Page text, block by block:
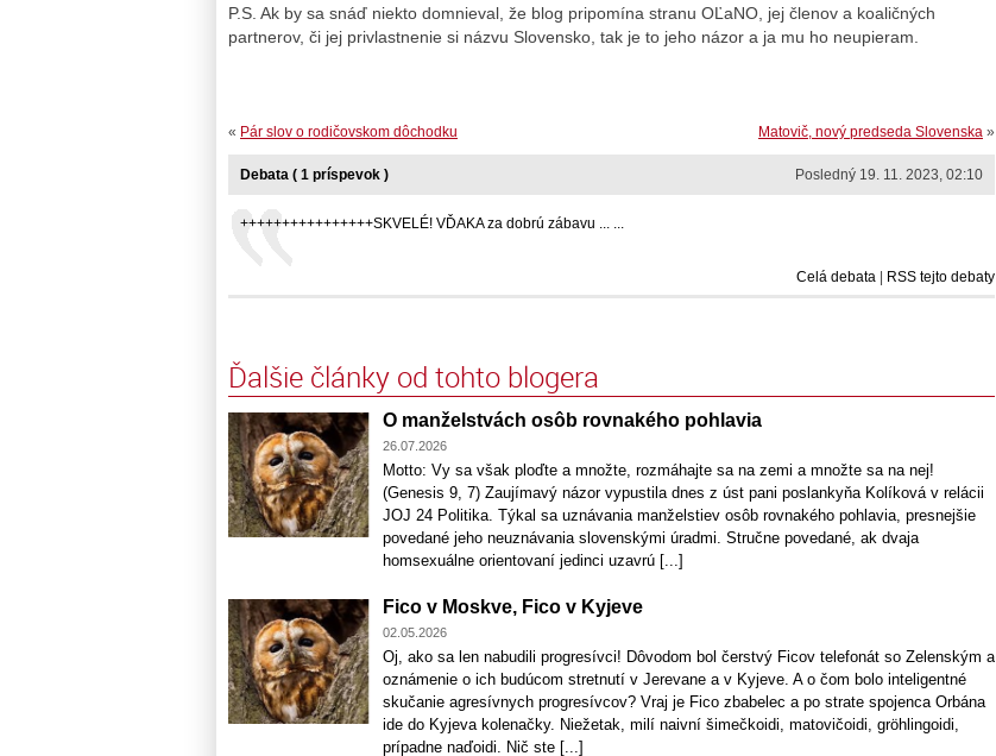
P.S. Ak by sa snáď niekto domnieval, že blog pripomína stranu OĽaNO, jej členov a koaličných
partnerov, či jej privlastnenie si názvu Slovensko, tak je to jeho názor a ja mu ho neupieram.
Matovič, nový predseda Slovenska »
« Pár slov o rodičovskom dôchodku
Posledný 19. 11. 2023, 02:10
Debata ( 1 príspevok )
++++++++++++++++SKVELÉ! VĎAKA za dobrú zábavu ... ...
Celá debata | RSS tejto debaty
Ďalšie články od tohto blogera
O manželstvách osôb rovnakého pohlavia
26.07.2026
Motto: Vy sa však ploďte a množte, rozmáhajte sa na zemi a množte sa na nej!
(Genesis 9, 7) Zaujímavý názor vypustila dnes z úst pani poslankyňa Kolíková v relácii
JOJ 24 Politika. Týkal sa uznávania manželstiev osôb rovnakého pohlavia, presnejšie
povedané jeho neuznávania slovenskými úradmi. Stručne povedané, ak dvaja
homsexuálne orientovaní jedinci uzavrú [...]
Fico v Moskve, Fico v Kyjeve
02.05.2026
Oj, ako sa len nabudili progresívci! Dôvodom bol čerstvý Ficov telefonát so Zelenským a
oznámenie o ich budúcom stretnutí v Jerevane a v Kyjeve. A o čom bolo inteligentné
skučanie agresívnych progresívcov? Vraj je Fico zbabelec a po strate spojenca Orbána
ide do Kyjeva kolenačky. Niežetak, milí naivní šimečkoidi, matovičoidi, gröhlingoidi,
prípadne naďoidi. Nič ste [...]